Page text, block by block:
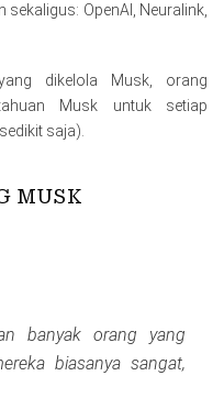
OpenAl, Neuralink,
dikelola Musk, orang
Musk untuk setiap
saja).
MUSK
banyak orang yang
biasanya sangat,